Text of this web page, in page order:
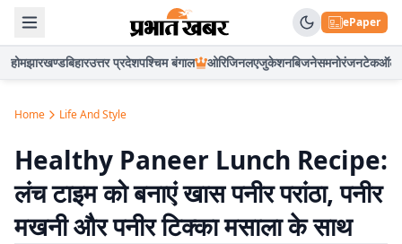
ePaper
होमझारखण्डबिहारउत्तर प्रदेशपश्चिम बंगाल ओरिजिनलएजुकेशनबिजनेसमनोरंजनटेकऑटो
Home Life And Style
Healthy Paneer Lunch Recipe:
लंच टाइम को बनाएं खास पनीर परांठा, पनीर
मखनी और पनीर टिक्का मसाला के साथ